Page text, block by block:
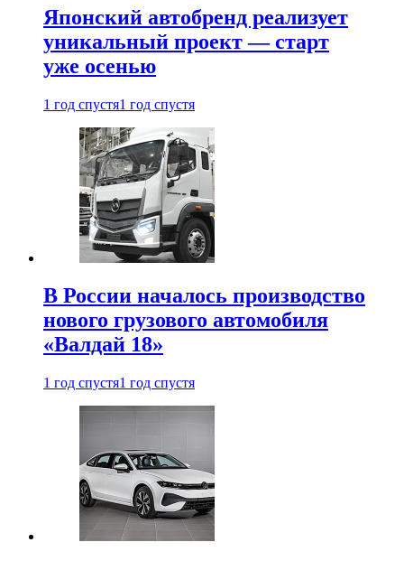
Японский автобренд реализует
уникальный проект — старт
уже осенью
1 год спустя1 год спустя
В России началось производство
нового грузового автомобиля
«Валдай 18»
1 год спустя1 год спустя